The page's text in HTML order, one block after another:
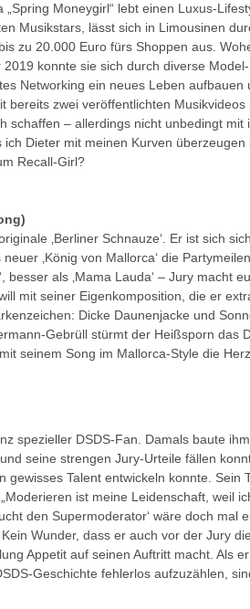
„Spring Moneygirl“ lebt einen Luxus-
Musikstars, lässt sich in Limousinen
zu 20.000 Euro fürs Shoppen aus.
konnte sie sich durch diverse
Networking ein neues Leben aufbauen
bereits zwei veröffentlichten Musikvideos
schaffen – allerdings nicht unbedingt mit
Dieter mit meinen Kurven überzeugen
Recall-Girl?
‚Berliner Schnauze‘. Er ist sich
‚König von Mallorca‘ die
als ‚Mama Lauda‘ – Jury macht
mit seiner Eigenkomposition, die er
Dicke Daunenjacke und
Gebrüll stürmt der Heißsporn das
seinem Song im Mallorca-Style die
spezieller DSDS-Fan. Damals baute
seine strengen Jury-Urteile fällen
Talent entwickeln konnte. Sein
ist meine Leidenschaft, weil
den Supermoderator‘ wäre doch mal
Wunder, dass er auch vor der Jury die
Appetit auf seinen Auftritt macht. Als
Geschichte fehlerlos aufzuzählen,